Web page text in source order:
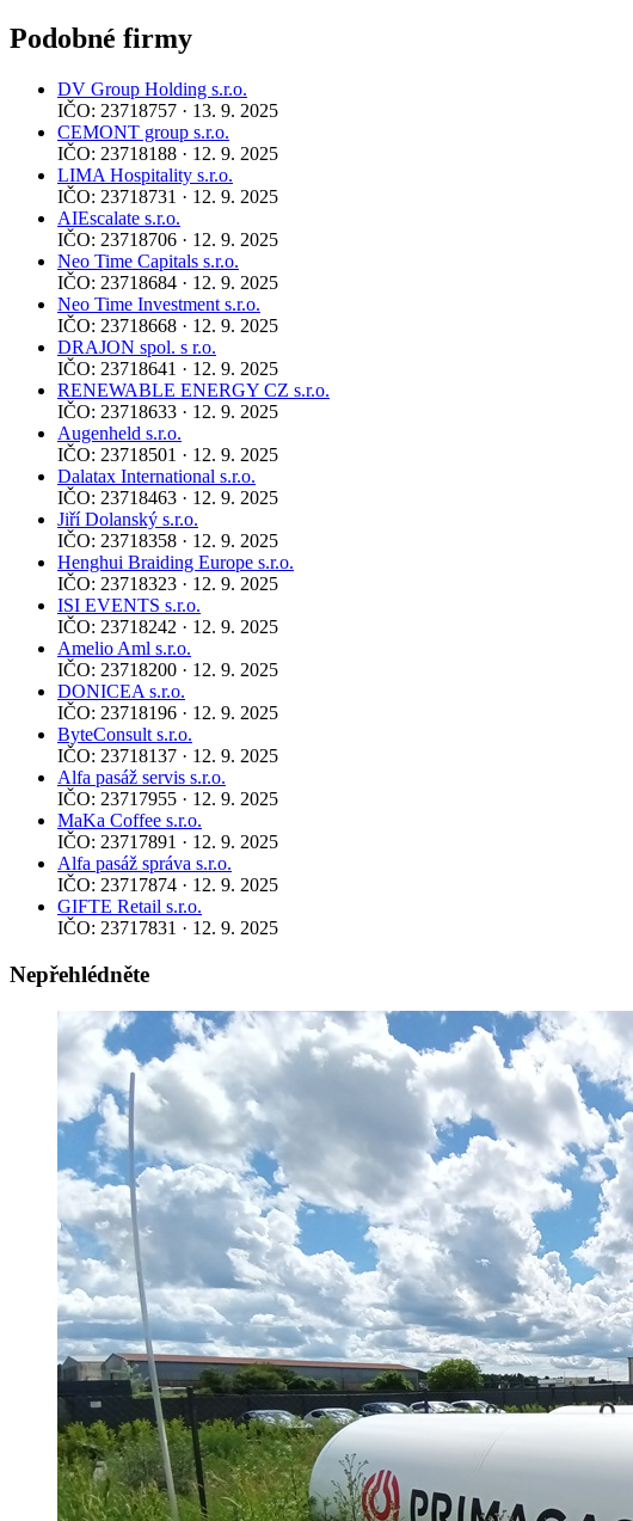
Podobné firmy
DV Group Holding s.r.o.
IČO: 23718757 · 13. 9. 2025
CEMONT group s.r.o.
IČO: 23718188 · 12. 9. 2025
LIMA Hospitality s.r.o.
IČO: 23718731 · 12. 9. 2025
AIEscalate s.r.o.
IČO: 23718706 · 12. 9. 2025
Neo Time Capitals s.r.o.
IČO: 23718684 · 12. 9. 2025
Neo Time Investment s.r.o.
IČO: 23718668 · 12. 9. 2025
DRAJON spol. s r.o.
IČO: 23718641 · 12. 9. 2025
RENEWABLE ENERGY CZ s.r.o.
IČO: 23718633 · 12. 9. 2025
Augenheld s.r.o.
IČO: 23718501 · 12. 9. 2025
Dalatax International s.r.o.
IČO: 23718463 · 12. 9. 2025
Jiří Dolanský s.r.o.
IČO: 23718358 · 12. 9. 2025
Henghui Braiding Europe s.r.o.
IČO: 23718323 · 12. 9. 2025
ISI EVENTS s.r.o.
IČO: 23718242 · 12. 9. 2025
Amelio Aml s.r.o.
IČO: 23718200 · 12. 9. 2025
DONICEA s.r.o.
IČO: 23718196 · 12. 9. 2025
ByteConsult s.r.o.
IČO: 23718137 · 12. 9. 2025
Alfa pasáž servis s.r.o.
IČO: 23717955 · 12. 9. 2025
MaKa Coffee s.r.o.
IČO: 23717891 · 12. 9. 2025
Alfa pasáž správa s.r.o.
IČO: 23717874 · 12. 9. 2025
GIFTE Retail s.r.o.
IČO: 23717831 · 12. 9. 2025
Nepřehlédněte